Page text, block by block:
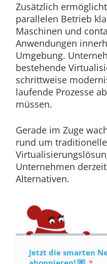
Zusätzlich
parallelen Betrieb
Maschinen und
Anwendungen
Umgebung.
bestehende
schrittweise
laufende Prozesse
müssen.
Gerade im Zuge
rund um traditionelle
Unternehmen
Alternativen.
Jetzt die smarten